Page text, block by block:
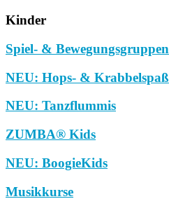
Kinder
Spiel- & Bewegungsgruppen
NEU: Hops- & Krabbelspaß
NEU: Tanzflummis
ZUMBA® Kids
NEU: BoogieKids
Musikkurse